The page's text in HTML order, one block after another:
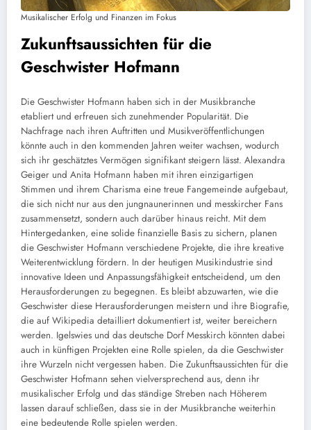
Musikalischer Erfolg und Finanzen im Fokus
Zukunftsaussichten für die
Geschwister Hofmann
Die Geschwister Hofmann haben sich in der Musikbranche
etabliert und erfreuen sich zunehmender Popularität. Die
Nachfrage nach ihren Auftritten und Musikveröffentlichungen
könnte auch in den kommenden Jahren weiter wachsen, wodurch
sich ihr geschätztes Vermögen signifikant steigern lässt. Alexandra
Geiger und Anita Hofmann haben mit ihren einzigartigen
Stimmen und ihrem Charisma eine treue Fangemeinde aufgebaut,
die sich nicht nur aus den jungnaunerinnen und messkircher Fans
zusammensetzt, sondern auch darüber hinaus reicht. Mit dem
Hintergedanken, eine solide finanzielle Basis zu sichern, planen
die Geschwister Hofmann verschiedene Projekte, die ihre kreative
Weiterentwicklung fördern. In der heutigen Musikindustrie sind
innovative Ideen und Anpassungsfähigkeit entscheidend, um den
Herausforderungen zu begegnen. Es bleibt abzuwarten, wie die
Geschwister diese Herausforderungen meistern und ihre Biografie,
die auf Wikipedia detailliert dokumentiert ist, weiter bereichern
werden. Igelswies und das deutsche Dorf Messkirch könnten dabei
auch in künftigen Projekten eine Rolle spielen, da die Geschwister
ihre Wurzeln nicht vergessen haben. Die Zukunftsaussichten für die
Geschwister Hofmann sehen vielversprechend aus, denn ihr
musikalischer Erfolg und das ständige Streben nach Höherem
lassen darauf schließen, dass sie in der Musikbranche weiterhin
eine bedeutende Rolle spielen werden.